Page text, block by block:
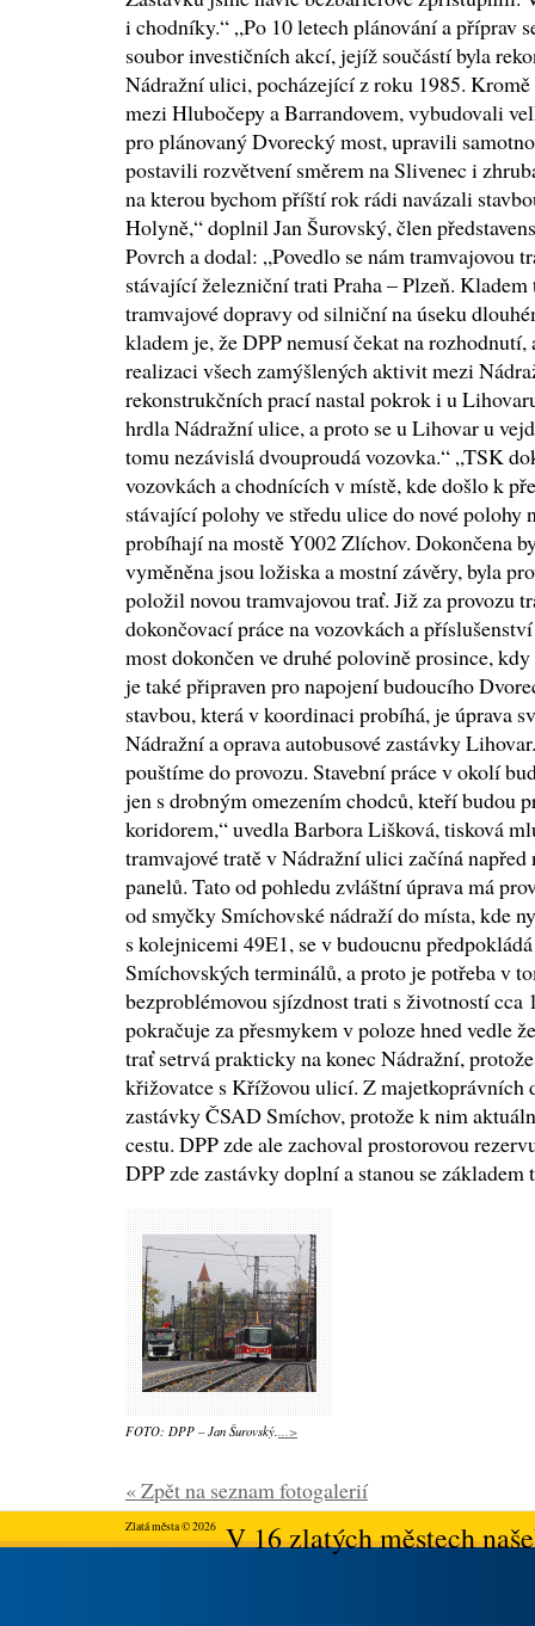
i chodníky.“ „Po 10 letech plánování a příprav
soubor investičních akcí, jejíž součástí byla
Nádražní ulici, pocházející z roku 1985.
mezi Hlubočepy a Barrandovem, vybudovali
pro plánovaný Dvorecký most, upravili
postavili rozvětvení směrem na Slivenec i
na kterou bychom příští rok rádi navázali
Holyně,“ doplnil Jan Šurovský, člen
Povrch a dodal: „Povedlo se nám tramvajovou
stávající železniční trati Praha – Plzeň.
tramvajové dopravy od silniční na úseku
kladem je, že DPP nemusí čekat na rozhodnutí,
realizaci všech zamýšlených aktivit mezi
rekonstrukčních prací nastal pokrok i u
hrdla Nádražní ulice, a proto se u Lihovar u
tomu nezávislá dvouproudá vozovka.“ „TSK
vozovkách a chodnících v místě, kde došlo k
stávající polohy ve středu ulice do nové polohy
probíhají na mostě Y002 Zlíchov. Dokončena
vyměněna jsou ložiska a mostní závěry, byla
položil novou tramvajovou trať. Již za provozu
dokončovací práce na vozovkách a
most dokončen ve druhé polovině prosince,
je také připraven pro napojení budoucího
stavbou, která v koordinaci probíhá, je úprava
Nádražní a oprava autobusové zastávky
pouštíme do provozu. Stavební práce v okolí
jen s drobným omezením chodců, kteří budou
koridorem,“ uvedla Barbora Lišková, tisková
tramvajové tratě v Nádražní ulici začíná
panelů. Tato od pohledu zvláštní úprava má
od smyčky Smíchovské nádraží do místa, kde
s kolejnicemi 49E1, se v budoucnu
Smíchovských terminálů, a proto je potřeba v
bezproblémovou sjízdnost trati s životností cca
pokračuje za přesmykem v poloze hned vedle
trať setrvá prakticky na konec Nádražní,
křižovatce s Křížovou ulicí. Z majetkoprávních
zastávky ČSAD Smíchov, protože k nim
cestu. DPP zde ale zachoval prostorovou
DPP zde zastávky doplní a stanou se
FOTO: DPP – Jan Šurovský....>
« Zpět na seznam fotogalerií
Zlatá města © 2026V 16 zlatých městech